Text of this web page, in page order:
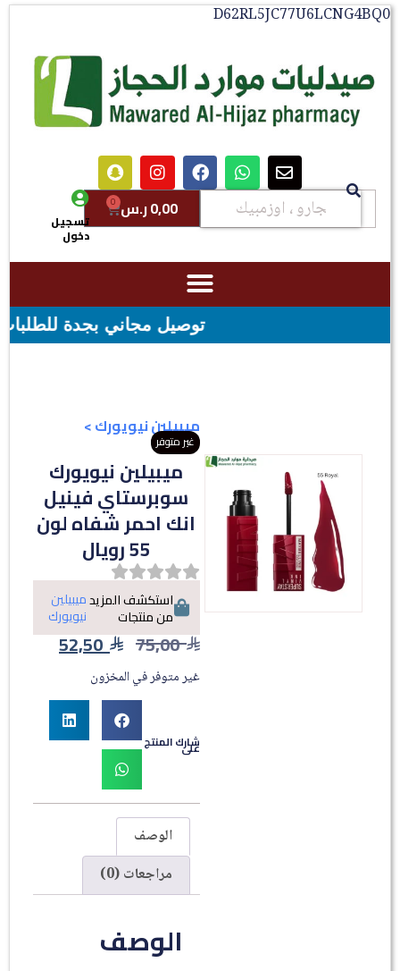
D62RL5JC77U6LCNG4BQ0
0,00ر.س 0
تسجيل
دخول
توصيل مجاني بجدة للطلبات فوق قيمه ال ١٠٠ ريال - شحن مجاني
ميبيلين نيويورك>
غير متوفر
ميبيلين نيويورك
سوبرستاي فينيل
انك احمر شفاه لون
55 رويال
استكشف المزيد
من منتجات
ميبيلين
نيويورك
75,00
52,50
غير متوفر في المخزون
شارك المنتج
على
الوصف
مراجعات (0)
الوصف